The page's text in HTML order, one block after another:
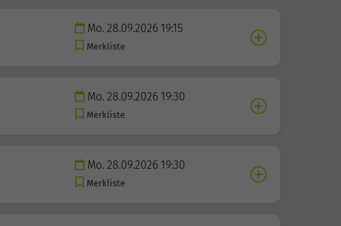
Mo. 28.09.2026 19:15
Merkliste
Mo. 28.09.2026 19:30
Merkliste
Mo. 28.09.2026 19:30
Merkliste